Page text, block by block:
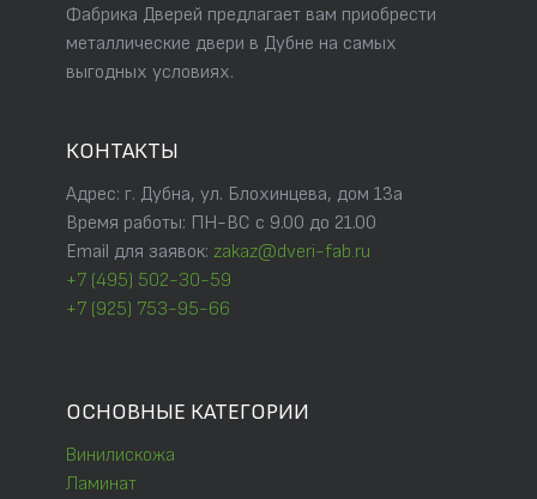
Фабрика Дверей предлагает вам приобрести
металлические двери в Дубне на самых
выгодных условиях.
КОНТАКТЫ
Адрес: г. Дубна, ул. Блохинцева, дом 13а
Время работы: ПН-ВС с 9.00 до 21.00
Email для заявок: zakaz@dveri-fab.ru
+7 (495) 502-30-59
+7 (925) 753-95-66
ОСНОВНЫЕ КАТЕГОРИИ
Винилискожа
Ламинат